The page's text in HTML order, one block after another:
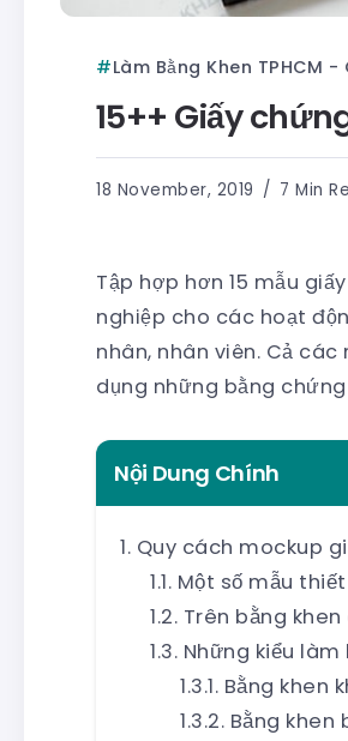
Làm Bằng Khen TPHCM
15++ Giấy
18 November, 2019 7 Min
Tập hợp hơn 15 mẫu
nghiệp cho các hoạt
nhân, nhân viên. Cả
dụng những bằng
Nội Dung Chính
Quy cách mockup
Một số mẫu
Trên bằng
Những kiểu
Bằng khen
Bằng khen